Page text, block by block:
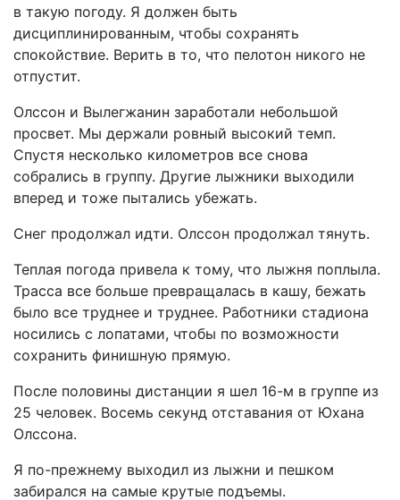
в такую погоду. Я должен быть
дисциплинированным, чтобы сохранять
спокойствие. Верить в то, что пелотон никого не
отпустит.
Олссон и Вылегжанин заработали небольшой
просвет. Мы держали ровный высокий темп.
Спустя несколько километров все снова
собрались в группу. Другие лыжники выходили
вперед и тоже пытались убежать.
Снег продолжал идти. Олссон продолжал тянуть.
Теплая погода привела к тому, что лыжня поплыла.
Трасса все больше превращалась в кашу, бежать
было все труднее и труднее. Работники стадиона
носились с лопатами, чтобы по возможности
сохранить финишную прямую.
После половины дистанции я шел 16-м в группе из
25 человек. Восемь секунд отставания от Юхана
Олссона.
Я по-прежнему выходил из лыжни и пешком
забирался на самые крутые подъемы.